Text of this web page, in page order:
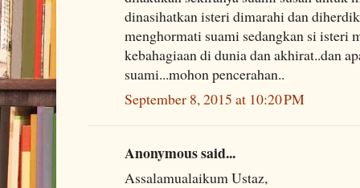
dinasihatkan isteri dimarahi dan
menghormati suami sedangkan si isteri
kebahagiaan di dunia dan akhirat..dan
suami...mohon pencerahan..
September 8, 2015 at 10:20 PM
Anonymous said...
Assalamualaikum Ustaz,